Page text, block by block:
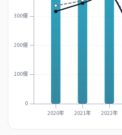
0
100億
200億
300億
2020年 2021年 2022年